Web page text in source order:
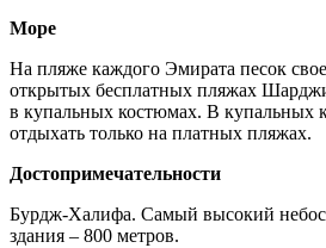
Море
На пляже каждого Эмирата песок
открытых бесплатных пляжах
в купальных костюмах. В купальных
отдыхать только на платных пляжах.
Достопримечательности
Бурдж-Халифа. Самый высокий
здания – 800 метров.